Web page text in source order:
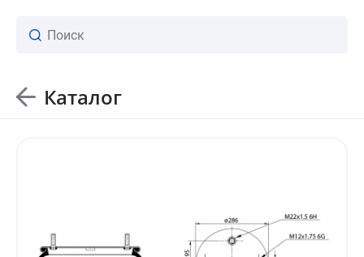
Каталог